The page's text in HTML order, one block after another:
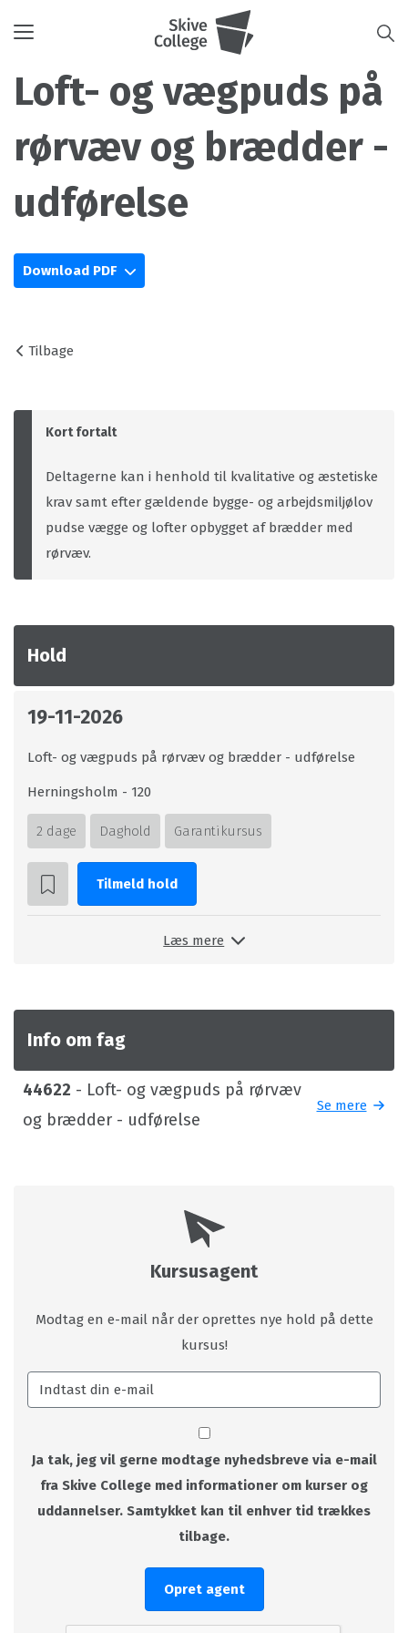
Toggle
Loft- og vægpuds på
rørvæv og brædder -
udførelse
Download PDF
Tilbage
Kort fortalt
Deltagerne kan i henhold til kvalitative og æstetiske
krav samt efter gældende bygge- og arbejdsmiljølov
pudse vægge og lofter opbygget af brædder med
rørvæv.
Hold
19-11-2026
Loft- og vægpuds på rørvæv og brædder - udførelse
Herningsholm - 120
2 dage Daghold Garantikursus
Tilmeld hold
Læs mere
Info om fag
44622 - Loft- og vægpuds på rørvæv
og brædder - udførelse
Se mere
Kursusagent
Modtag en e-mail når der oprettes nye hold på dette
kursus!
Ja tak, jeg vil gerne modtage nyhedsbreve via e-mail
fra Skive College med informationer om kurser og
uddannelser. Samtykket kan til enhver tid trækkes
tilbage.
Opret agent